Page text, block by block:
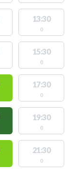
13:30
0
15:30
0
17:30
0
19:30
0
21:30
0